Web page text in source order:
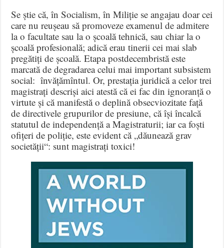
Se știe că, în Socialism, în Miliție se angajau doar cei
care nu reușeau să promoveze examenul de admitere
la o facultate sau la o școală tehnică, sau chiar la o
școală profesională; adică erau tinerii cei mai slab
pregătiți de școală. Etapa postdecembristă este
marcată de degradarea celui mai important subsistem
social: învățămîntul. Or, prestația juridică a celor trei
magistrați descriși aici atestă că ei fac din ignoranță o
virtute și că manifestă o deplină obsecviozitate față
de directivele grupurilor de presiune, că își încalcă
statutul de independență a Magistraturii; iar ca foști
ofițeri de poliție, este evident că „dăunează grav
societății“: sunt magistrați toxici!